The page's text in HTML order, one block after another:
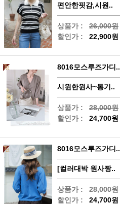
편안한핏감,시원..
상품가 : 26,000원
할인가 : 22,900원
8016모스루즈가디..
시원한원사~통기..
상품가 : 28,000원
할인가 : 24,700원
8016모스루즈가디..
[컬러대박 원사짱..
상품가 : 28,000원
할인가 : 24,700원